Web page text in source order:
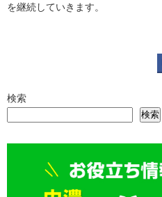
を継続していきます。
検索
検索